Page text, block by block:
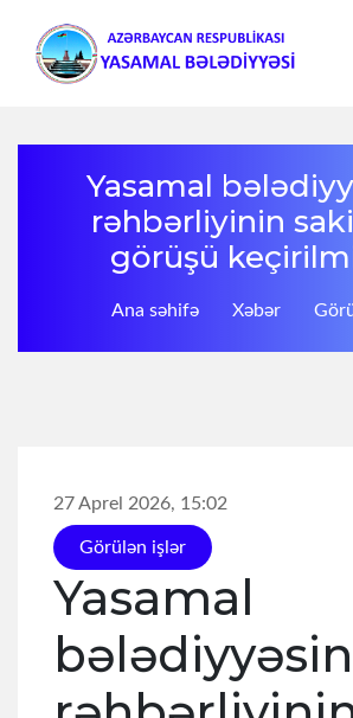
Yasamal
rəhbərliyinin
görüşü
Ana səhifə Xəbər
27 Aprel 2026, 15:02
Görülən işlər
Yasamal